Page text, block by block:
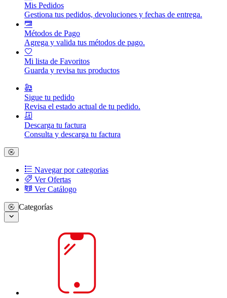
Mis Pedidos
Gestiona tus pedidos, devoluciones y fechas de entrega.
Métodos de Pago
Agrega y valida tus métodos de pago.
Mi lista de Favoritos
Guarda y revisa tus productos
Sigue tu pedido
Revisa el estado actual de tu pedido.
Descarga tu factura
Consulta y descarga tu factura
Navegar por categorias
Ver Ofertas
Ver Catálogo
Categorías